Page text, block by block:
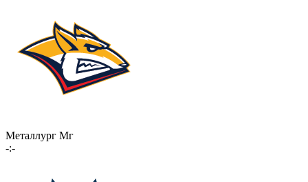
Металлург Мг
-:-